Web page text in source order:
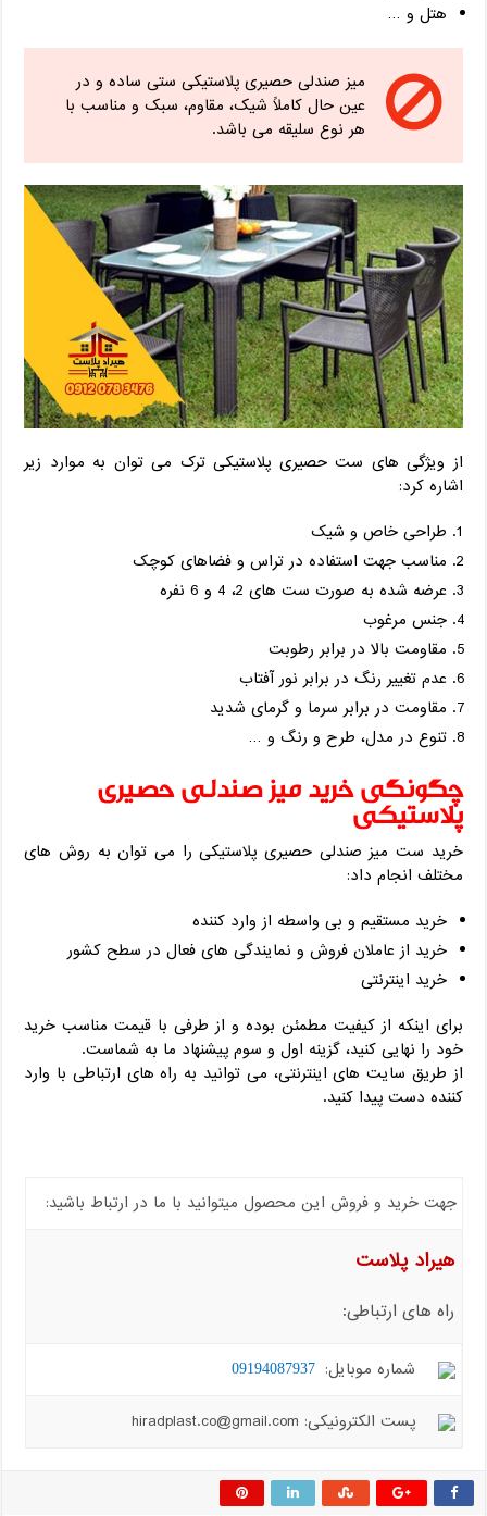
هتل و …
میز صندلی حصیری پلاستیکی ستی ساده و در
عین حال کاملاً شیک، مقاوم، سبک و مناسب با
هر نوع سلیقه می باشد.
از ویژگی های ست حصیری پلاستیکی ترک می توان به موارد زیر
اشاره کرد:
طراحی خاص و شیک
مناسب جهت استفاده در تراس و فضاهای کوچک
عرضه شده به صورت ست های 2، 4 و 6 نفره
جنس مرغوب
مقاومت بالا در برابر رطوبت
عدم تغییر رنگ در برابر نور آفتاب
مقاومت در برابر سرما و گرمای شدید
تنوع در مدل، طرح و رنگ و …
چگونگی خرید میز صندلی حصیری
پلاستیکی
خرید ست میز صندلی حصیری پلاستیکی را می توان به روش های
مختلف انجام داد:
خرید مستقیم و بی واسطه از وارد کننده
خرید از عاملان فروش و نمایندگی های فعال در سطح کشور
خرید اینترنتی
برای اینکه از کیفیت مطمئن بوده و از طرفی با قیمت مناسب خرید
خود را نهایی کنید، گزینه اول و سوم پیشنهاد ما به شماست.
از طریق سایت های اینترنتی، می توانید به راه های ارتباطی با وارد
کننده دست پیدا کنید.
جهت خرید و فروش این محصول میتوانید با ما در ارتباط باشید:
هیراد پلاست
راه های ارتباطی:
شماره موبایل: 09194087937
پست الکترونیکی: hiradplast.co@gmail.com